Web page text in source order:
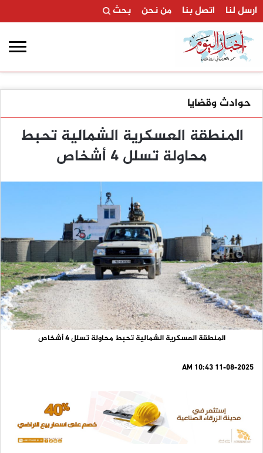
ارسل لنا اتصل بنا من نحن بحث
حوادث وقضايا
المنطقة العسكرية الشمالية تحبط
محاولة تسلل 4 أشخاص
المنطقة العسكرية الشمالية تحبط محاولة تسلل 4 أشخاص
11-08-2025 10:43 AM